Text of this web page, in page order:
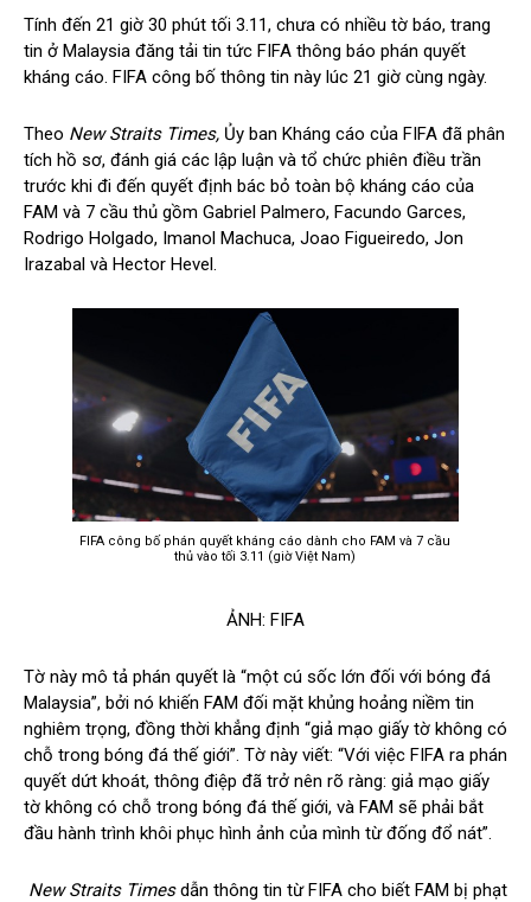
Tính đến 21 giờ 30 phút tối 3.11, chưa có nhiều tờ báo, trang
tin ở Malaysia đăng tải tin tức FIFA thông báo phán quyết
kháng cáo. FIFA công bố thông tin này lúc 21 giờ cùng ngày.
Theo New Straits Times, Ủy ban Kháng cáo của FIFA đã phân
tích hồ sơ, đánh giá các lập luận và tổ chức phiên điều trần
trước khi đi đến quyết định bác bỏ toàn bộ kháng cáo của
FAM và 7 cầu thủ gồm Gabriel Palmero, Facundo Garces,
Rodrigo Holgado, Imanol Machuca, Joao Figueiredo, Jon
Irazabal và Hector Hevel.
FIFA công bố phán quyết kháng cáo dành cho FAM và 7 cầu
thủ vào tối 3.11 (giờ Việt Nam)
ẢNH: FIFA
Tờ này mô tả phán quyết là “một cú sốc lớn đối với bóng đá
Malaysia”, bởi nó khiến FAM đối mặt khủng hoảng niềm tin
nghiêm trọng, đồng thời khẳng định “giả mạo giấy tờ không có
chỗ trong bóng đá thế giới”. Tờ này viết: “Với việc FIFA ra phán
quyết dứt khoát, thông điệp đã trở nên rõ ràng: giả mạo giấy
tờ không có chỗ trong bóng đá thế giới, và FAM sẽ phải bắt
đầu hành trình khôi phục hình ảnh của mình từ đống đổ nát”.
New Straits Timesdẫn thông tin từ FIFA cho biết FAM bị phạt